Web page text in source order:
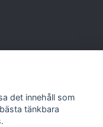
det innehåll som
tänkbara